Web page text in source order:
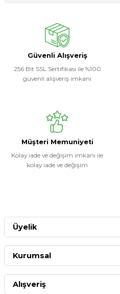
Güvenli Alışveriş
256 Bit SSL Sertifikası ile %100
güvenli alışveriş imkanı
Müşteri Memuniyeti
Kolay iade ve değişim imkanı ile
kolay iade ve değişim
Üyelik
Kurumsal
Alışveriş